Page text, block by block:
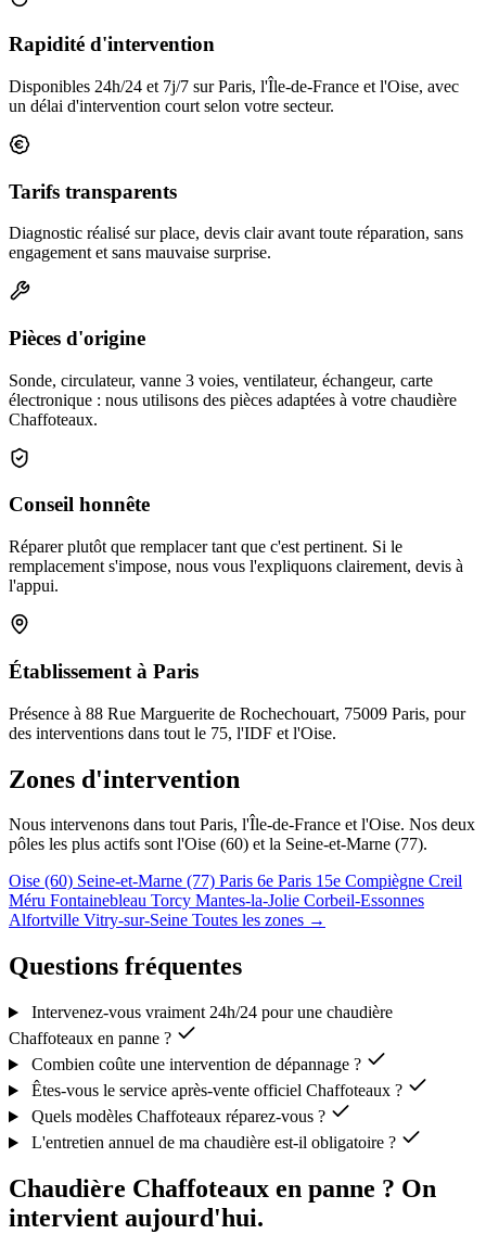
Rapidité d'intervention
Disponibles 24h/24 et 7j/7 sur Paris, l'Île-de-France et l'Oise, avec
un délai d'intervention court selon votre secteur.
Tarifs transparents
Diagnostic réalisé sur place, devis clair avant toute réparation, sans
engagement et sans mauvaise surprise.
Pièces d'origine
Sonde, circulateur, vanne 3 voies, ventilateur, échangeur, carte
électronique : nous utilisons des pièces adaptées à votre chaudière
Chaffoteaux.
Conseil honnête
Réparer plutôt que remplacer tant que c'est pertinent. Si le
remplacement s'impose, nous vous l'expliquons clairement, devis à
l'appui.
Établissement à Paris
Présence à 88 Rue Marguerite de Rochechouart, 75009 Paris, pour
des interventions dans tout le 75, l'IDF et l'Oise.
Zones d'intervention
Nous intervenons dans tout Paris, l'Île-de-France et l'Oise. Nos deux
pôles les plus actifs sont l'Oise (60) et la Seine-et-Marne (77).
Oise (60) Seine-et-Marne (77) Paris 6e Paris 15e Compiègne Creil
Méru Fontainebleau Torcy Mantes-la-Jolie Corbeil-Essonnes
Alfortville Vitry-sur-Seine Toutes les zones →
Questions fréquentes
Intervenez-vous vraiment 24h/24 pour une chaudière
Chaffoteaux en panne ?
Combien coûte une intervention de dépannage ?
Êtes-vous le service après-vente officiel Chaffoteaux ?
Quels modèles Chaffoteaux réparez-vous ?
L'entretien annuel de ma chaudière est-il obligatoire ?
Chaudière Chaffoteaux en panne ? On
intervient aujourd'hui.